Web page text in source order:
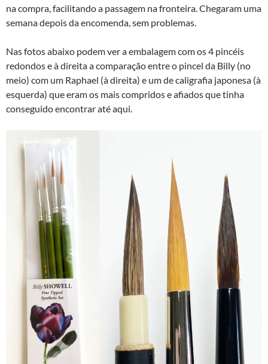
na compra, facilitando a passagem na fronteira. Chegaram uma
semana depois da encomenda, sem problemas.
Nas fotos abaixo podem ver a embalagem com os 4 pincéis
redondos e à direita a comparação entre o pincel da Billy (no
meio) com um Raphael (à direita) e um de caligrafia japonesa (à
esquerda) que eram os mais compridos e afiados que tinha
conseguido encontrar até aqui.